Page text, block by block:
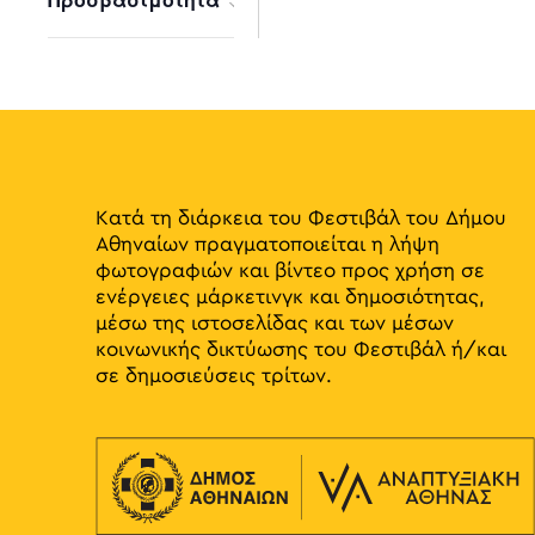
Κατά τη διάρκεια του Φεστιβάλ του Δήμου
Αθηναίων πραγματοποιείται η λήψη
φωτογραφιών και βίντεο προς χρήση σε
ενέργειες μάρκετινγκ και δημοσιότητας,
μέσω της ιστοσελίδας και των μέσων
κοινωνικής δικτύωσης του Φεστιβάλ ή/και
σε δημοσιεύσεις τρίτων.